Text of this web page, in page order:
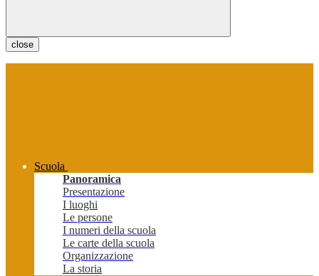
close
Scuola
Panoramica
Presentazione
I luoghi
Le persone
I numeri della scuola
Le carte della scuola
Organizzazione
La storia